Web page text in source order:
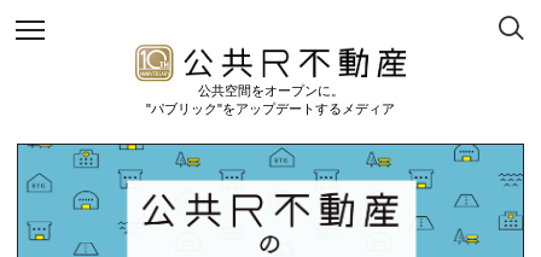
公共空間をオープンに。
"パブリック"をアップデートするメディア